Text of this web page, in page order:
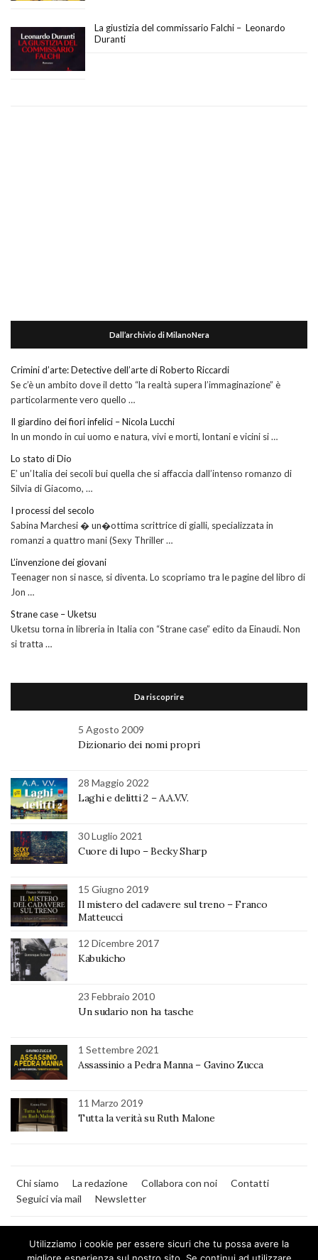
La giustizia del commissario Falchi – Leonardo
Duranti
Dall’archivio di MilanoNera
Crimini d’arte: Detective dell’arte di Roberto Riccardi
Se c’è un ambito dove il detto “la realtà supera l’immaginazione” è
particolarmente vero quello …
Il giardino dei fiori infelici – Nicola Lucchi
In un mondo in cui uomo e natura, vivi e morti, lontani e vicini si …
Lo stato di Dio
E’ un’Italia dei secoli bui quella che si affaccia dall’intenso romanzo di
Silvia di Giacomo, …
I processi del secolo
Sabina Marchesi � un�ottima scrittrice di gialli, specializzata in
romanzi a quattro mani (Sexy Thriller …
L’invenzione dei giovani
Teenager non si nasce, si diventa. Lo scopriamo tra le pagine del libro di
Jon …
Strane case – Uketsu
Uketsu torna in libreria in Italia con “Strane case” edito da Einaudi. Non
si tratta …
Da riscoprire
5 Agosto 2009
Dizionario dei nomi propri
28 Maggio 2022
Laghi e delitti 2 – A.A.V.V.
30 Luglio 2021
Cuore di lupo – Becky Sharp
15 Giugno 2019
Il mistero del cadavere sul treno – Franco
Matteucci
12 Dicembre 2017
Kabukicho
23 Febbraio 2010
Un sudario non ha tasche
1 Settembre 2021
Assassinio a Pedra Manna – Gavino Zucca
11 Marzo 2019
Tutta la verità su Ruth Malone
Chi siamo La redazione Collabora con noi
Contatti
Seguici via mail
Newsletter
Utilizziamo i cookie per essere sicuri che tu possa avere la